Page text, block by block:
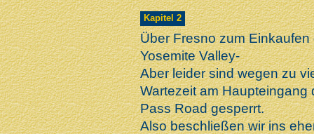
Kapitel 2
Über Fresno zum Einkaufen
Yosemite Valley-
Aber leider sind wegen zu
Wartezeit am Haupteingang
Pass Road gesperrt.
Also beschließen wir ins